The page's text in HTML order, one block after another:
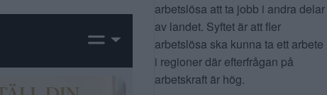
arbetslösa att ta jobb i andra delar
av landet. Syftet är att fler
arbetslösa ska kunna ta ett arbete
i regioner där efterfrågan på
arbetskraft är hög.